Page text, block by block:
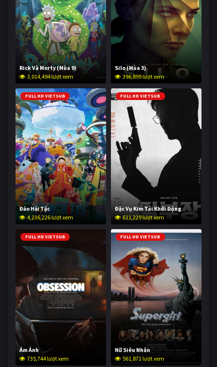
Rick Và Morty (Mùa 9)
3,014,494 lượt xem
Silo (Mùa 3)
396,899 lượt xem
FULL HD VIETSUB
Đảo Hải Tặc
4,236,226 lượt xem
FULL HD VIETSUB
Đặc Vụ Kim Tái Khởi Động
611,229 lượt xem
FULL HD VIETSUB
Ám Ảnh
735,744 lượt xem
FULL HD VIETSUB
Nữ Siêu Nhân
561,871 lượt xem